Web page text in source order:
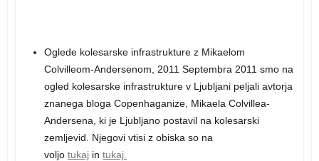
Oglede kolesarske infrastrukture z Mikaelom
Colvilleom-Andersenom, 2011 Septembra 2011 smo na
ogled kolesarske infrastrukture v Ljubljani peljali avtorja
znanega bloga Copenhaganize, Mikaela Colvillea-
Andersena, ki je Ljubljano postavil na kolesarski
zemljevid. Njegovi vtisi z obiska so na
voljo tukajin tukaj.